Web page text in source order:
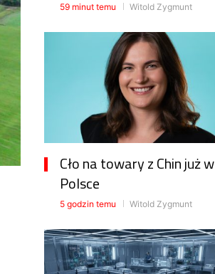
59 minut temu Witold Zygmunt
Cło na towary z Chin już w
Polsce
5 godzin temu Witold Zygmunt